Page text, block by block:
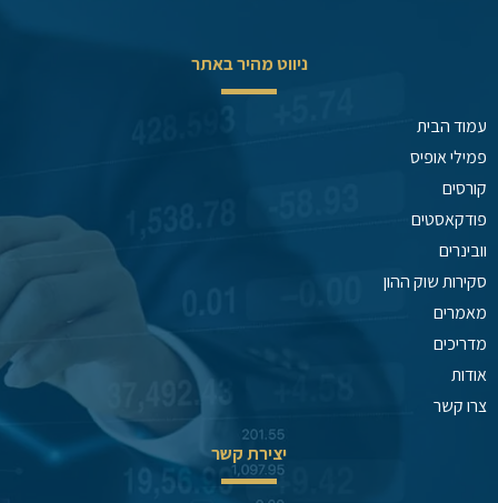
ניווט מהיר באתר
עמוד הבית
פמילי אופיס
קורסים
פודקאסטים
וובינרים
סקירות שוק ההון
מאמרים
מדריכים
אודות
צרו קשר
יצירת קשר